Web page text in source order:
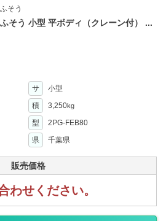
そう
そう 小型 平ボディ（クレーン付） ...
サ
小型
積 3,250kg
型
2PG-FEB80
県 千葉県
販売価格
わせください。